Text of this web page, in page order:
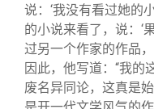
说：‘我没有看过她的
的小说来看了，说：‘
过另一个作家的作品
因此，他写道：“我的
废名异同论，这真是